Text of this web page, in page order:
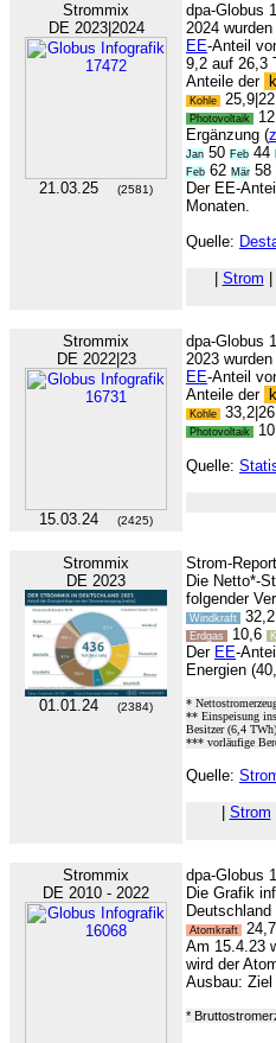
Strommix
DE 2023|2024
21.03.25 (2581)
dpa-Globus
2024
EE-Anteil
9,2 auf 26,3
Anteile der
Kohle
Photovoltaik
Ergänzung (
Jan 50 Feb 44
Feb 62 Mär 58
Der EE-
Monaten.
Quelle:
Strom
Strommix
DE 2022|23
15.03.24 (2425)
dpa-Globus
2023
EE-Anteil
Anteile der
Kohle
Photovoltaik
Quelle:
Strommix
DE 2023
01.01.24 (2384)
Strom-
Die Netto*-
folgender
Windkraft 32,2
Erdgas 10,6
Der EE-
Energien
*
** Einspeisung
Besitzer (6,4
*** vorläufige
Quelle:
Strom
Strommix
DE 2010 - 2022
dpa-Globus
Die Grafik
Atomkraft
Am 15.4.23
wird der
Ausbau:
*